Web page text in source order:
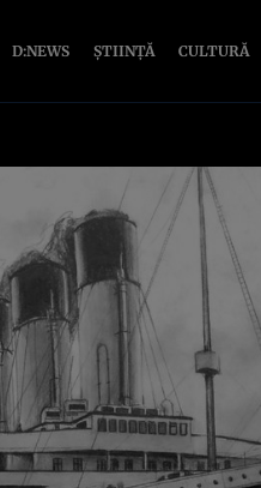
D:NEWS ȘTIINȚĂ CULTURĂ